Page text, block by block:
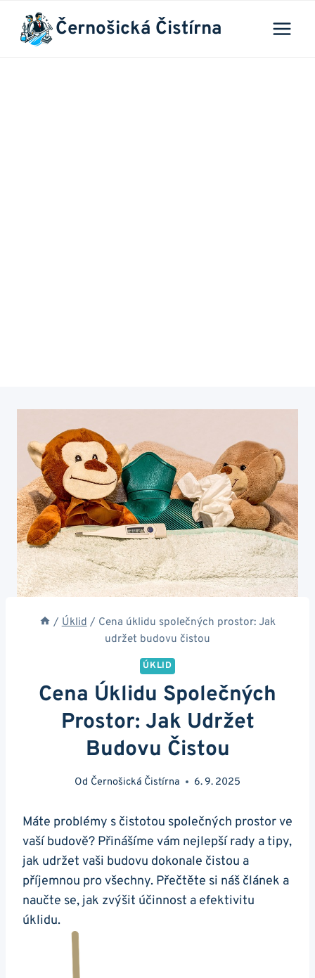
Přeskočit
obsah
Černošická Čistírna
/ Úklid / Cena úklidu společných prostor: Jak
udržet budovu čistou
ÚKLID
Cena Úklidu Společných
Prostor: Jak Udržet
Budovu Čistou
Od Černošická Čistírna 6. 9. 2025
Máte problémy s čistotou společných prostor ve
vaší budově? Přinášíme ⁤vám nejlepší rady a tipy,
jak‌ udržet‍ vaši budovu dokonale čistou a
příjemnou pro všechny. ‍Přečtěte si náš článek a
naučte se, jak zvýšit účinnost a efektivitu
úklidu.